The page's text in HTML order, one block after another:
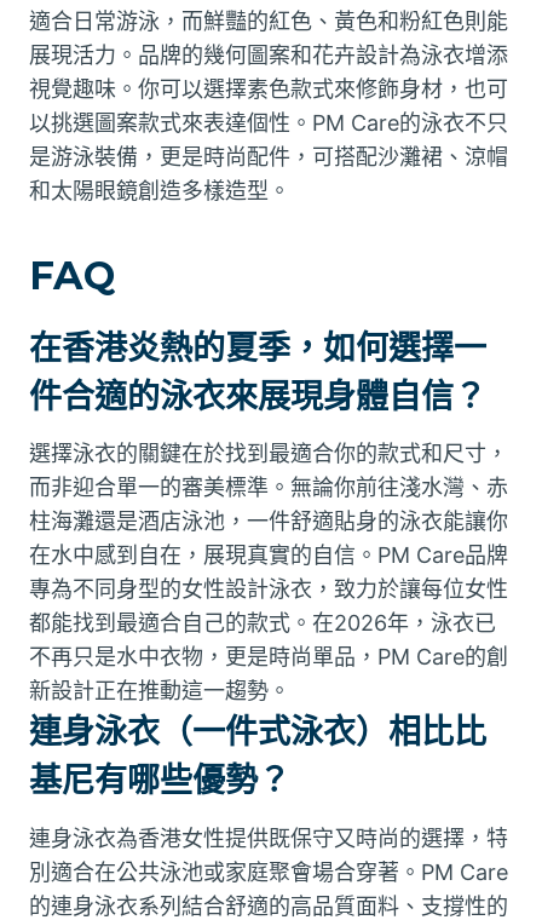
適合日常游泳，而鮮豔的紅色、黃色和粉紅色則能
展現活力。品牌的幾何圖案和花卉設計為泳衣增添
視覺趣味。你可以選擇素色款式來修飾身材，也可
以挑選圖案款式來表達個性。PM Care的泳衣不只
是游泳裝備，更是時尚配件，可搭配沙灘裙、涼帽
和太陽眼鏡創造多樣造型。
FAQ
在香港炎熱的夏季，如何選擇一
件合適的泳衣來展現身體自信？
選擇泳衣的關鍵在於找到最適合你的款式和尺寸，
而非迎合單一的審美標準。無論你前往淺水灣、赤
柱海灘還是酒店泳池，一件舒適貼身的泳衣能讓你
在水中感到自在，展現真實的自信。PM Care品牌
專為不同身型的女性設計泳衣，致力於讓每位女性
都能找到最適合自己的款式。在2026年，泳衣已
不再只是水中衣物，更是時尚單品，PM Care的創
新設計正在推動這一趨勢。
連身泳衣（一件式泳衣）相比比
基尼有哪些優勢？
連身泳衣為香港女性提供既保守又時尚的選擇，特
別適合在公共泳池或家庭聚會場合穿著。PM Care
的連身泳衣系列結合舒適的高品質面料、支撐性的